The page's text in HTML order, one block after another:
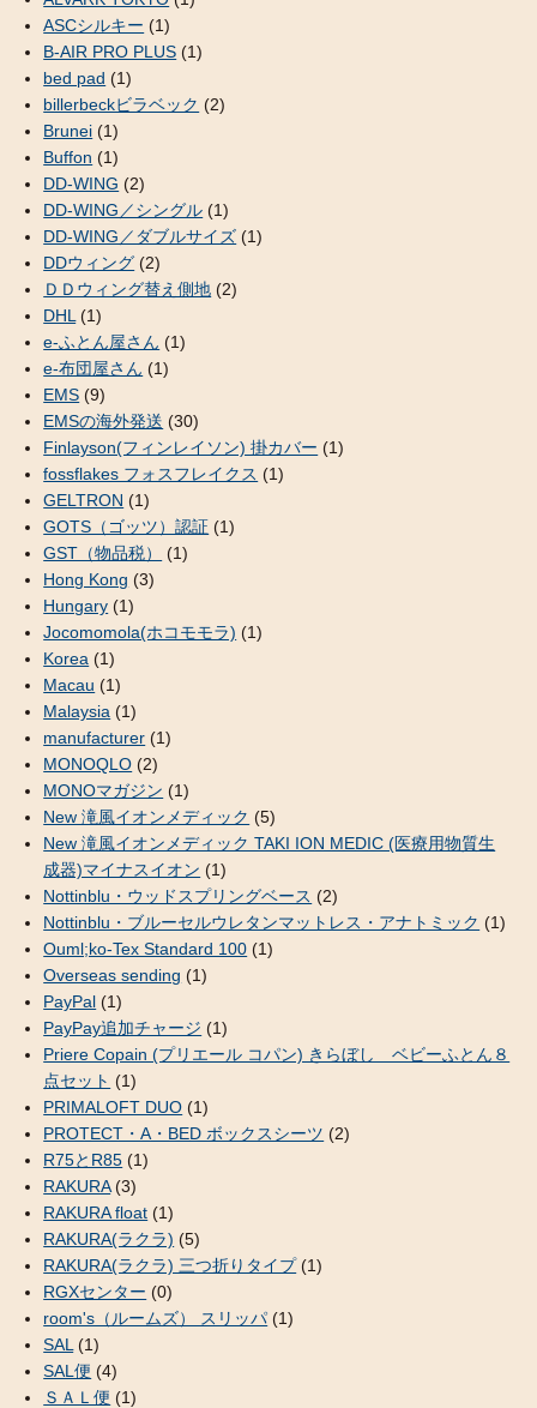
ASCシルキー (1)
B-AIR PRO PLUS (1)
bed pad (1)
billerbeckビラベック (2)
Brunei (1)
Buffon (1)
DD-WING (2)
DD-WING／シングル (1)
DD-WING／ダブルサイズ (1)
DDウィング (2)
ＤＤウィング替え側地 (2)
DHL (1)
e-ふとん屋さん (1)
e-布団屋さん (1)
EMS (9)
EMSの海外発送 (30)
Finlayson(フィンレイソン) 掛カバー (1)
fossflakes フォスフレイクス (1)
GELTRON (1)
GOTS（ゴッツ）認証 (1)
GST（物品税）
(1)
Hong Kong (3)
Hungary (1)
Jocomomola(ホコモモラ) (1)
Korea (1)
Macau (1)
Malaysia (1)
manufacturer (1)
MONOQLO (2)
MONOマガジン (1)
New 滝風イオンメディック (5)
New 滝風イオンメディック TAKI ION MEDIC (医療用物質生
成器)マイナスイオン (1)
Nottinblu・ウッドスプリングベース (2)
Nottinblu・ブルーセルウレタンマットレス・アナトミック (1)
Ouml;ko-Tex Standard 100 (1)
Overseas sending (1)
PayPal (1)
PayPay追加チャージ (1)
Priere Copain (プリエール コパン) きらぼし ベビーふとん８
点セット (1)
PRIMALOFT DUO (1)
PROTECT・A・BED ボックスシーツ (2)
R75とR85 (1)
RAKURA(3)
RAKURA float (1)
RAKURA(ラクラ) (5)
RAKURA(ラクラ) 三つ折りタイプ(1)
RGXセンター (0)
room's（ルームズ） スリッパ (1)
SAL (1)
SAL便 (4)
ＳＡＬ便 (1)